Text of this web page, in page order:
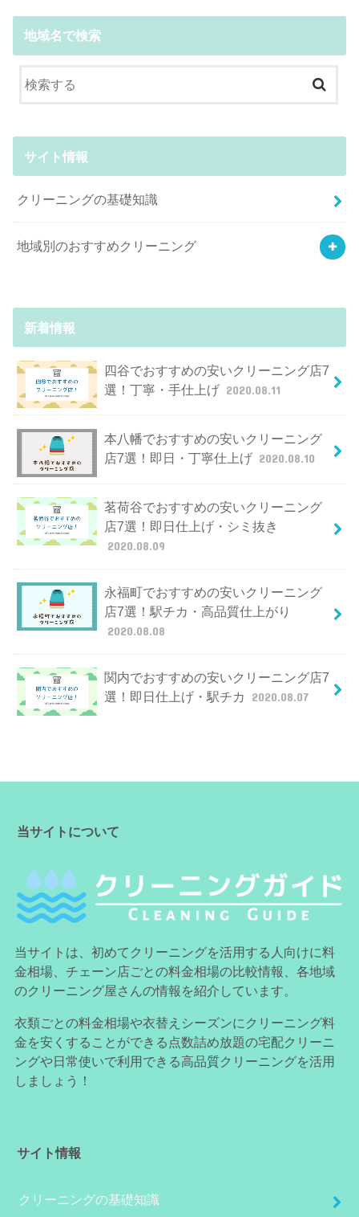
地域名で検索
サイト情報
クリーニングの基礎知識
地域別のおすすめクリーニング
新着情報
四谷でおすすめの安いクリーニング店7
選！丁寧・手仕上げ 2020.08.11
本八幡でおすすめの安いクリーニング
店7選！即日・丁寧仕上げ 2020.08.10
茗荷谷でおすすめの安いクリーニング
店7選！即日仕上げ・シミ抜き
2020.08.09
永福町でおすすめの安いクリーニング
店7選！駅チカ・高品質仕上がり
2020.08.08
関内でおすすめの安いクリーニング店7
選！即日仕上げ・駅チカ
2020.08.07
当サイトについて
当サイトは、初めてクリーニングを活用する人向けに料
金相場、チェーン店ごとの料金相場の比較情報、各地域
のクリーニング屋さんの情報を紹介しています。
衣類ごとの料金相場や衣替えシーズンにクリーニング料
金を安くすることができる点数詰め放題の宅配クリーニ
ングや日常使いで利用できる高品質クリーニングを活用
しましょう！
サイト情報
クリーニングの基礎知識